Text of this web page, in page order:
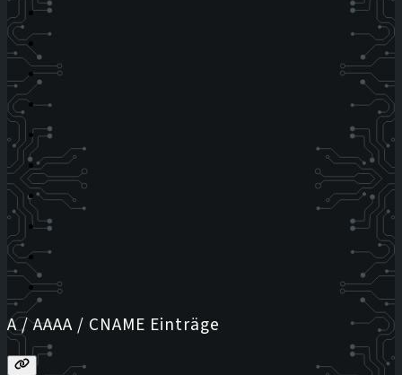
A / AAAA / CNAME Einträge